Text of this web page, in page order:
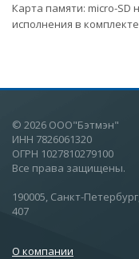
Карта памяти: micro-SD
исполнения в
© 2026 ООО"Бэтмэн"
ИНН 7826061320
ОГРН 1027810279100
Все права защищены.
190005, Санкт-
407
О компании